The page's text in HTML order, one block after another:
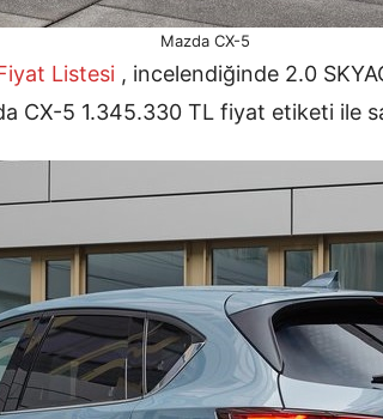
Mazda CX-5
Listesi , incelendiğinde 2.0
CX-5 1.345.330 TL fiyat etiketi ile